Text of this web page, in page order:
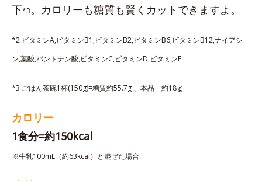
下*3。カロリーも糖質も賢くカットできますよ。
*2 ビタミンA,ビタミンB1,ビタミンB2,ビタミンB6,ビタミンB12,ナイアシ
ン,葉酸,パントテン酸,ビタミンC,ビタミンD,ビタミンE
*3 ごはん茶碗1杯(150g)=糖質約55.7g 、本品 約18ｇ
カロリー
1食分=約150kcal
※牛乳100mL（約63kcal）と混ぜた場合